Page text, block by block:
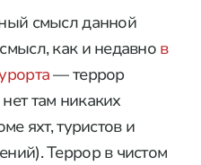
смысл данной
как и недавно в
— террор
там никаких
яхт, туристов и
Террор в чистом